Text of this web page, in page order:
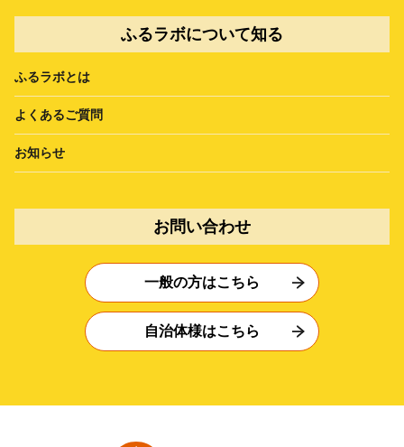
ふるラボについて知る
ふるラボとは
よくあるご質問
お知らせ
お問い合わせ
一般の方はこちら
自治体様はこちら